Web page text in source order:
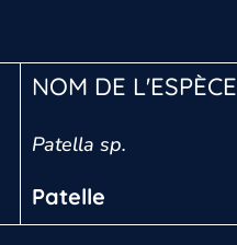
NOM DE L'ESPÈCE
Patella sp.
Patelle